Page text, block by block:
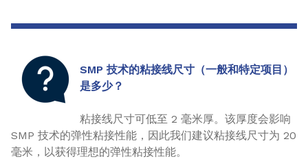
SMP 技术的粘接线尺寸（一般和特定项目）
是多少？
粘接线尺寸可低至 2 毫米厚。该厚度会影响
SMP 技术的弹性粘接性能，因此我们建议粘接线尺寸为 20
毫米，以获得理想的弹性粘接性能。